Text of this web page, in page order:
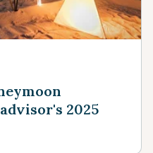
2025